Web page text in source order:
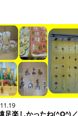
足楽しかったね(^O^)／